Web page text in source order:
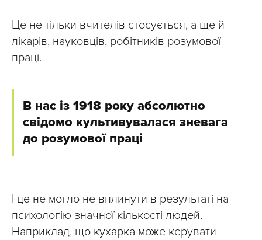
Це не тільки вчителів стосується, а ще й
лікарів, науковців, робітників розумової
праці.
В нас із 1918 року абсолютно
свідомо культивувалася зневага
до розумової праці
І це не могло не вплинути в результаті на
психологію значної кількості людей.
Наприклад, що кухарка може керувати